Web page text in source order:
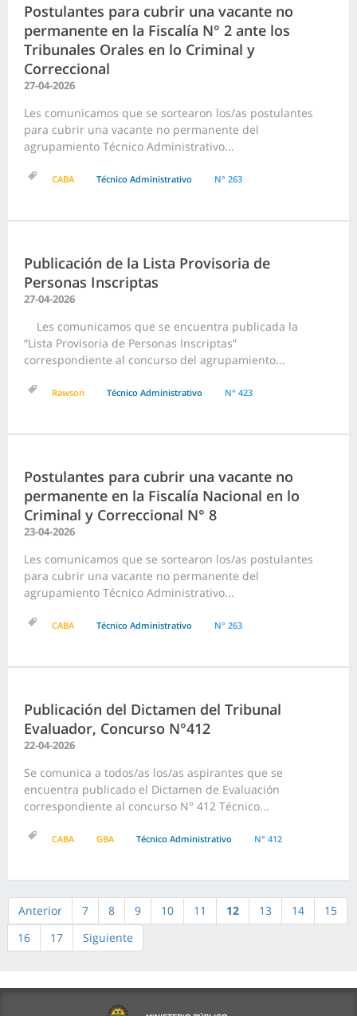
Postulantes para cubrir una vacante no
permanente en la Fiscalía N° 2 ante los
Tribunales Orales en lo Criminal y
Correccional
27-04-2026
Les comunicamos que se sortearon los/as postulantes
para cubrir una vacante no permanente del
agrupamiento Técnico Administrativo...
CABA Técnico Administrativo N° 263
Publicación de la Lista Provisoria de
Personas Inscriptas
27-04-2026
Les comunicamos que se encuentra publicada la
“Lista Provisoria de Personas Inscriptas”
correspondiente al concurso del agrupamiento...
Rawson Técnico Administrativo N° 423
Postulantes para cubrir una vacante no
permanente en la Fiscalía Nacional en lo
Criminal y Correccional N° 8
23-04-2026
Les comunicamos que se sortearon los/as postulantes
para cubrir una vacante no permanente del
agrupamiento Técnico Administrativo...
CABA Técnico Administrativo N° 263
Publicación del Dictamen del Tribunal
Evaluador, Concurso N°412
22-04-2026
Se comunica a todos/as los/as aspirantes que se
encuentra publicado el Dictamen de Evaluación
correspondiente al concurso N° 412 Técnico...
CABA GBA Técnico Administrativo N° 412
Anterior 7 8 9 10 11 12 13 14
15
16
17 Siguiente